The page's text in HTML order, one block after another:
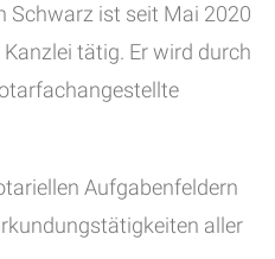
Schwarz ist seit Mai 2020
tätig. Er wird durch
Aufgabenfeldern
aller